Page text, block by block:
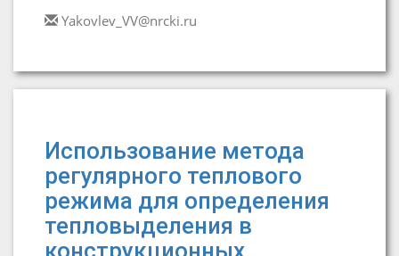
Yakovlev_VV@nrcki.ru
Использование метода
регулярного теплового
режима для определения
тепловыделения в
конструкционных